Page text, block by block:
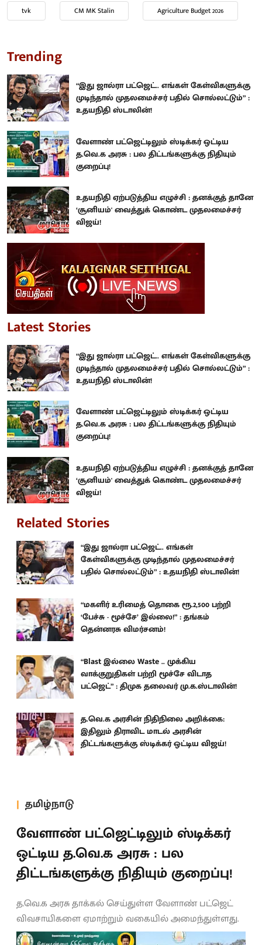
tvk CM MK Stalin Agriculture Budget 2026
Trending
“இது ஜால்ரா பட்ஜெட்.. எங்கள் கேள்விகளுக்கு
முடிந்தால் முதலமைச்சர் பதில் சொல்லட்டும்” :
உதயநிதி ஸ்டாலின்!
வேளாண் பட்ஜெட்டிலும் ஸ்டிக்கர் ஒட்டிய
த.வெ.க அரசு : பல திட்டங்களுக்கு நிதியும்
குறைப்பு!
உதயநிதி ஏற்படுத்திய எழுச்சி : தனக்குத் தானே
‘சூனியம்' வைத்துக் கொண்ட முதலமைச்சர்
விஜய்!
Latest Stories
“இது ஜால்ரா பட்ஜெட்.. எங்கள் கேள்விகளுக்கு
முடிந்தால் முதலமைச்சர் பதில் சொல்லட்டும்” :
உதயநிதி ஸ்டாலின்!
வேளாண் பட்ஜெட்டிலும் ஸ்டிக்கர் ஒட்டிய
த.வெ.க அரசு : பல திட்டங்களுக்கு நிதியும்
குறைப்பு!
உதயநிதி ஏற்படுத்திய எழுச்சி : தனக்குத் தானே
‘சூனியம்' வைத்துக் கொண்ட முதலமைச்சர்
விஜய்!
Related Stories
“இது ஜால்ரா பட்ஜெட்.. எங்கள்
கேள்விகளுக்கு முடிந்தால் முதலமைச்சர்
பதில் சொல்லட்டும்” : உதயநிதி ஸ்டாலின்!
“மகளிர் உரிமைத் தொகை ரூ.2,500 பற்றி
‘பேச்சு - மூச்சே’ இல்லை!” : தங்கம்
தென்னரசு விமர்சனம்!
“Blast இல்லை Waste .. முக்கிய
வாக்குறுதிகள் பற்றி மூச்சே விடாத
பட்ஜெட்” : திமுக தலைவர் மு.க.ஸ்டாலின்!
த.வெ.க அரசின் நிதிநிலை அறிக்கை:
இதிலும் திராவிட மாடல் அரசின்
திட்டங்களுக்கு ஸ்டிக்கர் ஒட்டிய விஜய்!
தமிழ்நாடு
வேளாண் பட்ஜெட்டிலும் ஸ்டிக்கர்
ஒட்டிய த.வெ.க அரசு : பல
திட்டங்களுக்கு நிதியும் குறைப்பு!
த.வெ.க அரசு தாக்கல் செய்துள்ள வேளாண் பட்ஜெட்
விவசாயிகளை ஏமாற்றும் வகையில் அமைந்துள்ளது.